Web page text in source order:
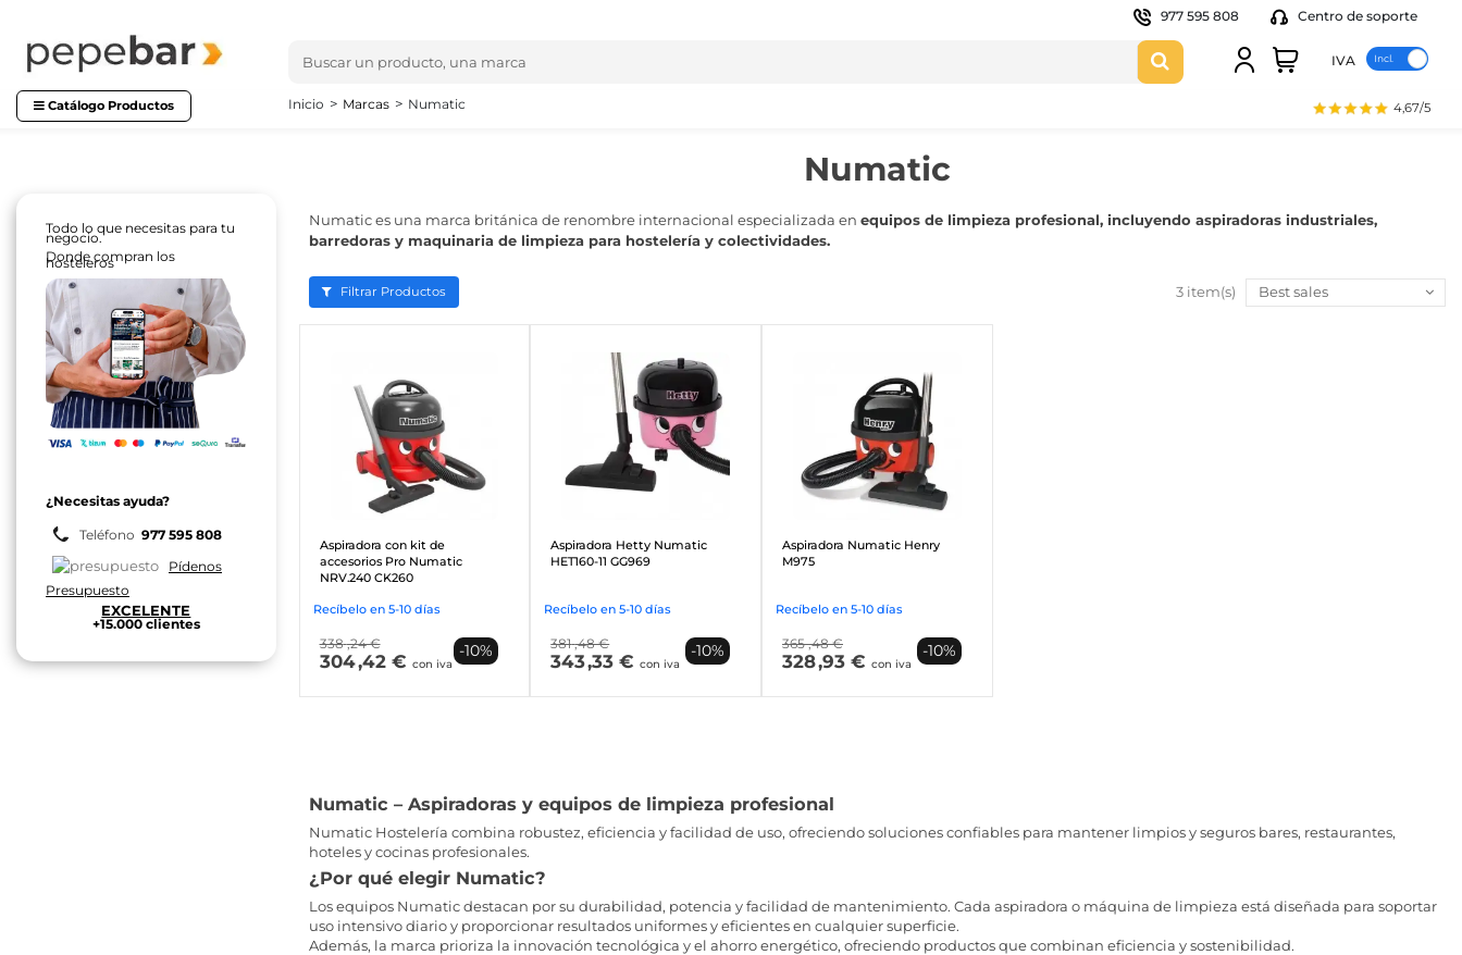
977 595 808 Centro de soporte
IVA
Catálogo Productos 4,67/5
Inicio Marcas Numatic
Numatic
Numatic es una marca británica de renombre internacional especializada en equipos de limpieza profesional, incluyendo aspiradoras industriales,
barredoras y maquinaria de limpieza para hostelería y colectividades.
Filtrar Productos 3 item(s) Best sales
Aspiradora con kit de
accesorios Pro Numatic
NRV.240 CK260
Recíbelo en 5-10 días
338 ,24 €
304,42 € con iva
-10%
Aspiradora Hetty Numatic
HET160-11 GG969
Recíbelo en 5-10 días
381 ,48 €
343,33 € con iva
-10%
Aspiradora Numatic Henry
M975
Recíbelo en 5-10 días
365 ,48 €
328,93 € con iva
-10%
Numatic – Aspiradoras y equipos de limpieza profesional
Numatic Hostelería combina robustez, eficiencia y facilidad de uso, ofreciendo soluciones confiables para mantener limpios y seguros bares, restaurantes,
hoteles y cocinas profesionales.
¿Por qué elegir Numatic?
Los equipos Numatic destacan por su durabilidad, potencia y facilidad de mantenimiento. Cada aspiradora o máquina de limpieza está diseñada para soportar
uso intensivo diario y proporcionar resultados uniformes y eficientes en cualquier superficie.
Además, la marca prioriza la innovación tecnológica y el ahorro energético, ofreciendo productos que combinan eficiencia y sostenibilidad.
Todo lo que necesitas para tu
negocio.
Donde compran los
hosteleros
¿Necesitas ayuda?
Teléfono 977 595 808
Pídenos
Presupuesto
EXCELENTE
+15.000 clientes